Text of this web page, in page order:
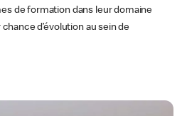
de formation dans leur domaine
d’évolution au sein de